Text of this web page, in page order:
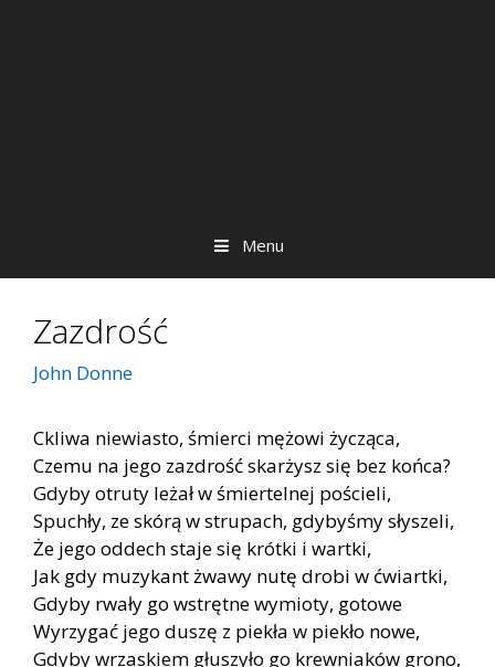
Menu
Zazdrość
John Donne
Ckliwa niewiasto, śmierci mężowi życząca,
Czemu na jego zazdrość skarżysz się bez końca?
Gdyby otruty leżał w śmiertelnej pościeli,
Spuchły, ze skórą w strupach, gdybyśmy słyszeli,
Że jego oddech staje się krótki i wartki,
Jak gdy muzykant żwawy nutę drobi w ćwiartki,
Gdyby rwały go wstrętne wymioty, gotowe
Wyrzygać jego duszę z piekła w piekło nowe,
Gdyby wrzaskiem głuszyło go krewniaków grono,